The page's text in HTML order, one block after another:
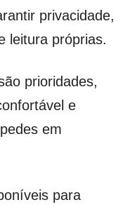
privacidade,
leitura próprias.
prioridades,
e
em
para